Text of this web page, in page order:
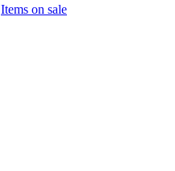
Items on sale